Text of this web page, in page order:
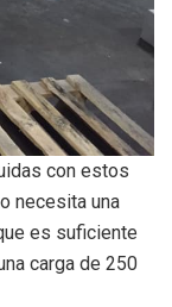
con estos
necesita una
es suficiente
carga de 250